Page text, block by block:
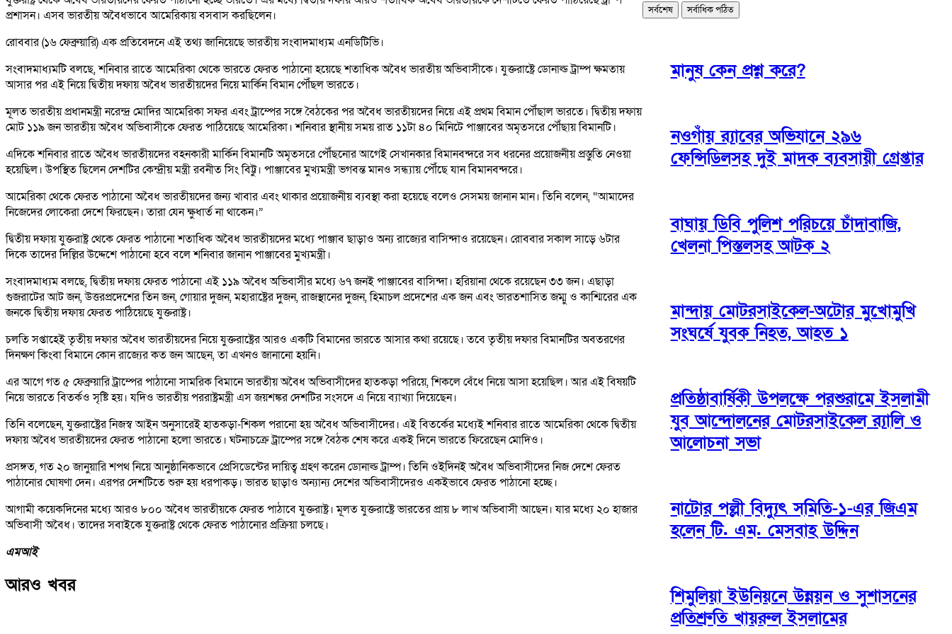
প্রশাসন। এসব ভারতীয় অবৈধভাবে আমেরিকায় বসবাস করছিলেন।
রোববার (১৬ ফেব্রুয়ারি) এক প্রতিবেদনে এই তথ্য জানিয়েছে ভারতীয় সংবাদমাধ্যম এনডিটিভি।
সংবাদমাধ্যমটি বলছে, শনিবার রাতে আমেরিকা থেকে ভারতে ফেরত পাঠানো হয়েছে শতাধিক অবৈধ ভারতীয় অভিবাসীকে। যুক্তরাষ্ট্রে ডোনাল্ড ট্রাম্প ক্ষমতায়
আসার পর এই নিয়ে দ্বিতীয় দফায় অবৈধ ভারতীয়দের নিয়ে মার্কিন বিমান পৌঁছল ভারতে।
মূলত ভারতীয় প্রধানমন্ত্রী নরেন্দ্র মোদির আমেরিকা সফর এবং ট্রাম্পের সঙ্গে বৈঠকের পর অবৈধ ভারতীয়দের নিয়ে এই প্রথম বিমান পৌঁছাল ভারতে। দ্বিতীয় দফায়
মোট ১১৯ জন ভারতীয় অবৈধ অভিবাসীকে ফেরত পাঠিয়েছে আমেরিকা। শনিবার স্থানীয় সময় রাত ১১টা ৪০ মিনিটে পাঞ্জাবের অমৃতসরে পৌঁছায় বিমানটি।
এদিকে শনিবার রাতে অবৈধ ভারতীয়দের বহনকারী মার্কিন বিমানটি অমৃতসরে পৌঁছনোর আগেই সেখানকার বিমানবন্দরে সব ধরনের প্রয়োজনীয় প্রস্তুতি নেওয়া
হয়েছিল। উপস্থিত ছিলেন দেশটির কেন্দ্রীয় মন্ত্রী রবনীত সিং বিট্টু। পাঞ্জাবের মুখ্যমন্ত্রী ভগবন্ত মানও সন্ধ্যায় পৌঁছে যান বিমানবন্দরে।
আমেরিকা থেকে ফেরত পাঠানো অবৈধ ভারতীয়দের জন্য খাবার এবং থাকার প্রয়োজনীয় ব্যবস্থা করা হয়েছে বলেও সেসময় জানান মান। তিনি বলেন, “আমাদের
নিজেদের লোকেরা দেশে ফিরছেন। তারা যেন ক্ষুধার্ত না থাকেন।”
দ্বিতীয় দফায় যুক্তরাষ্ট্র থেকে ফেরত পাঠানো শতাধিক অবৈধ ভারতীয়দের মধ্যে পাঞ্জাব ছাড়াও অন্য রাজ্যের বাসিন্দাও রয়েছেন। রোববার সকাল সাড়ে ৬টার
দিকে তাদের দিল্লির উদ্দেশে পাঠানো হবে বলে শনিবার জানান পাঞ্জাবের মুখ্যমন্ত্রী।
সংবাদমাধ্যম বলছে, দ্বিতীয় দফায় ফেরত পাঠানো এই ১১৯ অবৈধ অভিবাসীর মধ্যে ৬৭ জনই পাঞ্জাবের বাসিন্দা। হরিয়ানা থেকে রয়েছেন ৩৩ জন। এছাড়া
গুজরাটের আট জন, উত্তরপ্রদেশের তিন জন, গোয়ার দুজন, মহারাষ্ট্রের দুজন, রাজস্থানের দুজন, হিমাচল প্রদেশের এক জন এবং ভারতশাসিত জম্মু ও কাশ্মিরের এক
জনকে দ্বিতীয় দফায় ফেরত পাঠিয়েছে যুক্তরাষ্ট্র।
চলতি সপ্তাহেই তৃতীয় দফার অবৈধ ভারতীয়দের নিয়ে যুক্তরাষ্ট্রের আরও একটি বিমানের ভারতে আসার কথা রয়েছে। তবে তৃতীয় দফার বিমানটির অবতরণের
দিনক্ষণ কিংবা বিমানে কোন রাজ্যের কত জন আছেন, তা এখনও জানানো হয়নি।
এর আগে গত ৫ ফেব্রুয়ারি ট্রাম্পের পাঠানো সামরিক বিমানে ভারতীয় অবৈধ অভিবাসীদের হাতকড়া পরিয়ে, শিকলে বেঁধে নিয়ে আসা হয়েছিল। আর এই বিষয়টি
নিয়ে ভারতে বিতর্কও সৃষ্টি হয়। যদিও ভারতীয় পররাষ্ট্রমন্ত্রী এস জয়শঙ্কর দেশটির সংসদে এ নিয়ে ব্যাখ্যা দিয়েছেন।
তিনি বলেছেন, যুক্তরাষ্ট্রের নিজস্ব আইন অনুসারেই হাতকড়া-শিকল পরানো হয় অবৈধ অভিবাসীদের। এই বিতর্কের মধ্যেই শনিবার রাতে আমেরিকা থেকে দ্বিতীয়
দফায় অবৈধ ভারতীয়দের ফেরত পাঠানো হলো ভারতে। ঘটনাচক্রে ট্রাম্পের সঙ্গে বৈঠক শেষ করে একই দিনে ভারতে ফিরেছেন মোদিও।
প্রসঙ্গত, গত ২০ জানুয়ারি শপথ নিয়ে আনুষ্ঠানিকভাবে প্রেসিডেন্টের দায়িত্ব গ্রহণ করেন ডোনাল্ড ট্রাম্প। তিনি ওইদিনই অবৈধ অভিবাসীদের নিজ দেশে ফেরত
পাঠানোর ঘোষণা দেন। এরপর দেশটিতে শুরু হয় ধরপাকড়। ভারত ছাড়াও অন্যান্য দেশের অভিবাসীদেরও একইভাবে ফেরত পাঠানো হচ্ছে।
আগামী কয়েকদিনের মধ্যে আরও ৮০০ অবৈধ ভারতীয়কে ফেরত পাঠাবে যুক্তরাষ্ট্র। মূলত যুক্তরাষ্ট্রে ভারতের প্রায় ৮ লাখ অভিবাসী আছেন। যার মধ্যে ২০ হাজার
অভিবাসী অবৈধ। তাদের সবাইকে যুক্তরাষ্ট্র থেকে ফেরত পাঠানোর প্রক্রিয়া চলছে।
এমআই
আরও খবর
সর্বশেষ সর্বাধিক পঠিত
মানুষ কেন প্রশ্ন করে?
নওগাঁয় র‌্যাবের অভিযানে ২৯৬
ফেন্সিডিলসহ দুই মাদক ব্যবসায়ী গ্রেপ্তার
বাঘায় ডিবি পুলিশ পরিচয়ে চাঁদাবাজি,
খেলনা পিস্তলসহ আটক ২
মান্দায় মোটরসাইকেল-অটোর মুখোমুখি
সংঘর্ষে যুবক নিহত, আহত ১
প্রতিষ্ঠাবার্ষিকী উপলক্ষে পরশুরামে ইসলামী
যুব আন্দোলনের মোটরসাইকেল র‌্যালি ও
আলোচনা সভা
নাটোর পল্লী বিদ্যুৎ সমিতি-১-এর জিএম
হলেন টি. এম. মেসবাহ উদ্দিন
শিমুলিয়া ইউনিয়নে উন্নয়ন ও সুশাসনের
প্রতিশ্রুতি খায়রুল ইসলামের